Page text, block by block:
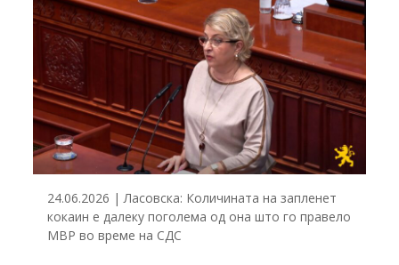
24.06.2026 | Ласовска: Количината на запленет
кокаин е далеку поголема од она што го правело
МВР во време на СДС